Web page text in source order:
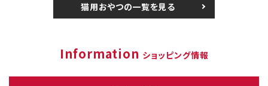
猫用おやつの一覧を見る
Information ショッピング情報